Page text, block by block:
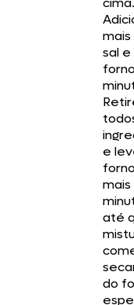
sal
e
mais
até
do